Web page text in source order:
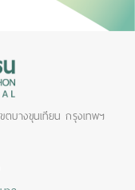
บางขุนเทียน กรุงเทพฯ